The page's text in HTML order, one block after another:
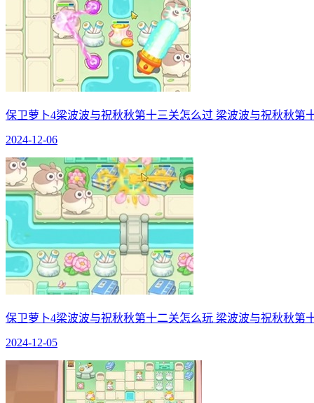
保卫萝卜4梁波波与祝秋秋第十三关怎么过 梁波波与祝秋秋第
2024-12-06
保卫萝卜4梁波波与祝秋秋第十二关怎么玩 梁波波与祝秋秋第
2024-12-05